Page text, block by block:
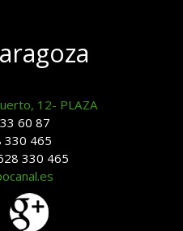
12- PLAZA
60 87
330 465
330 465